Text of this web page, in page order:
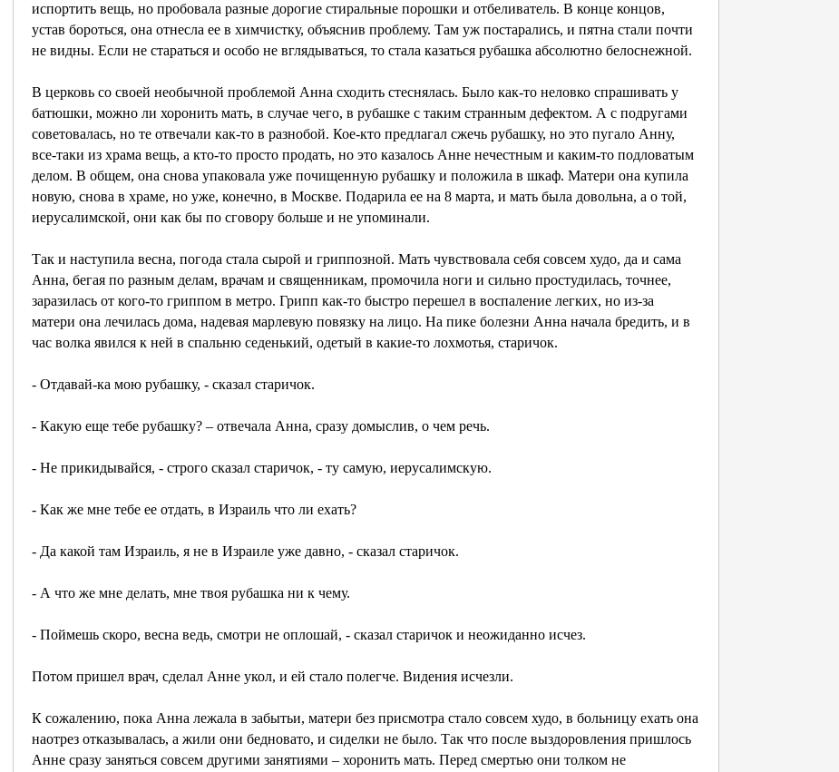
испортить вещь, но пробовала разные дорогие стиральные порошки и отбеливатель. В конце концов,
устав бороться, она отнесла ее в химчистку, объяснив проблему. Там уж постарались, и пятна стали почти
не видны. Если не стараться и особо не вглядываться, то стала казаться рубашка абсолютно белоснежной.
В церковь со своей необычной проблемой Анна сходить стеснялась. Было как-то неловко спрашивать у
батюшки, можно ли хоронить мать, в случае чего, в рубашке с таким странным дефектом. А с подругами
советовалась, но те отвечали как-то в разнобой. Кое-кто предлагал сжечь рубашку, но это пугало Анну,
все-таки из храма вещь, а кто-то просто продать, но это казалось Анне нечестным и каким-то подловатым
делом. В общем, она снова упаковала уже почищенную рубашку и положила в шкаф. Матери она купила
новую, снова в храме, но уже, конечно, в Москве. Подарила ее на 8 марта, и мать была довольна, а о той,
иерусалимской, они как бы по сговору больше и не упоминали.
Так и наступила весна, погода стала сырой и гриппозной. Мать чувствовала себя совсем худо, да и сама
Анна, бегая по разным делам, врачам и священникам, промочила ноги и сильно простудилась, точнее,
заразилась от кого-то гриппом в метро. Грипп как-то быстро перешел в воспаление легких, но из-за
матери она лечилась дома, надевая марлевую повязку на лицо. На пике болезни Анна начала бредить, и в
час волка явился к ней в спальню седенький, одетый в какие-то лохмотья, старичок.
- Отдавай-ка мою рубашку, - сказал старичок.
- Какую еще тебе рубашку? – отвечала Анна, сразу домыслив, о чем речь.
- Не прикидывайся, - строго сказал старичок, - ту самую, иерусалимскую.
- Как же мне тебе ее отдать, в Израиль что ли ехать?
- Да какой там Израиль, я не в Израиле уже давно, - сказал старичок.
- А что же мне делать, мне твоя рубашка ни к чему.
- Поймешь скоро, весна ведь, смотри не оплошай, - сказал старичок и неожиданно исчез.
Потом пришел врач, сделал Анне укол, и ей стало полегче. Видения исчезли.
К сожалению, пока Анна лежала в забытьи, матери без присмотра стало совсем худо, в больницу ехать она
наотрез отказывалась, а жили они бедновато, и сиделки не было. Так что после выздоровления пришлось
Анне сразу заняться совсем другими занятиями – хоронить мать. Перед смертью они толком не